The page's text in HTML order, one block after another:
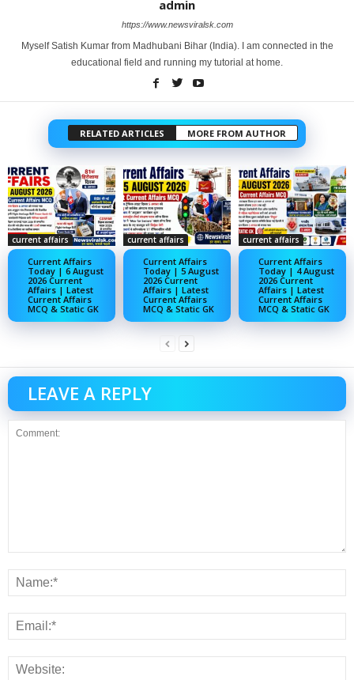
admin
https://www.newsviralsk.com
Myself Satish Kumar from Madhubani Bihar (India). I am connected in the
educational field and running my tutorial at home.
RELATED ARTICLES MORE FROM AUTHOR
current affairs
Current Affairs
Today | 6 August
2026 Current
Affairs | Latest
Current Affairs
MCQ & Static GK
current affairs
Current Affairs
Today | 5 August
2026 Current
Affairs | Latest
Current Affairs
MCQ & Static GK
current affairs
Current Affairs
Today | 4 August
2026 Current
Affairs | Latest
Current Affairs
MCQ & Static GK
LEAVE A REPLY